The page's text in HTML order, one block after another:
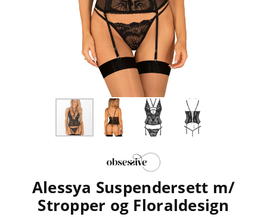
Alessya Suspendersett m/
Stropper og Floraldesign